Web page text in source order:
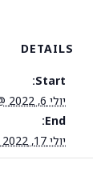
DETAILS
Start:
יולי 6, 2022 @ 8:00
End:
יולי 17, 2022 @ 17:00